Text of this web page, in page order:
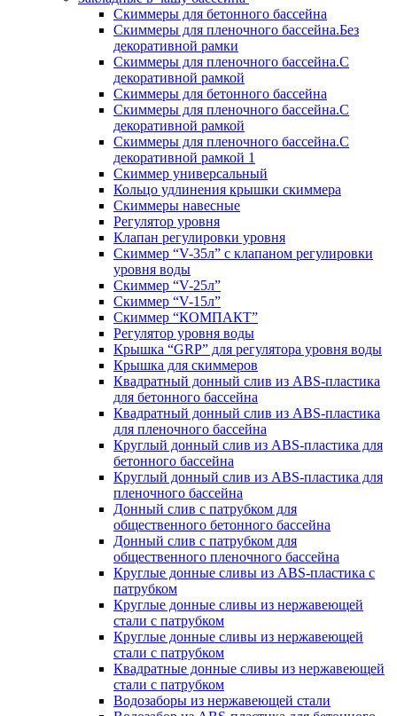
Скиммеры для бетонного бассейна
Скиммеры для пленочного бассейна.Без
декоративной рамки
Скиммеры для пленочного бассейна.С
декоративной рамкой
Скиммеры для бетонного бассейна
Скиммеры для пленочного бассейна.С
декоративной рамкой
Скиммеры для пленочного бассейна.С
декоративной рамкой 1
Скиммер универсальный
Кольцо удлинения крышки скиммера
Скиммеры навесные
Регулятор уровня
Клапан регулировки уровня
Скиммер “V-35л” с клапаном регулировки
уровня воды
Скиммер “V-25л”
Скиммер “V-15л”
Скиммер “КОМПАКТ”
Регулятор уровня воды
Крышка “GRP” для регулятора уровня воды
Крышка для скиммеров
Квадратный донный слив из ABS-пластика
для бетонного бассейна
Квадратный донный слив из ABS-пластика
для пленочного бассейна
Круглый донный слив из ABS-пластика для
бетонного бассейна
Круглый донный слив из ABS-пластика для
пленочного бассейна
Донный слив с патрубком для
общественного бетонного бассейна
Донный слив с патрубком для
общественного пленочного бассейна
Круглые донные сливы из ABS-пластика с
патрубком
Круглые донные сливы из нержавеющей
стали с патрубком
Круглые донные сливы из нержавеющей
стали с патрубком
Квадратные донные сливы из нержавеющей
стали с патрубком
Водозаборы из нержавеющей стали